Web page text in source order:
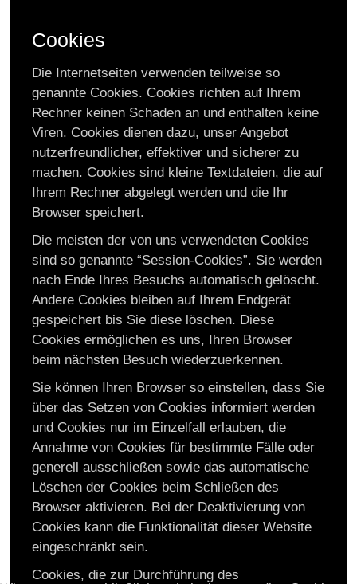
Cookies
Die Internetseiten verwenden teilweise so
genannte Cookies. Cookies richten auf Ihrem
Rechner keinen Schaden an und enthalten keine
Viren. Cookies dienen dazu, unser Angebot
nutzerfreundlicher, effektiver und sicherer zu
machen. Cookies sind kleine Textdateien, die auf
Ihrem Rechner abgelegt werden und die Ihr
Browser speichert.
Die meisten der von uns verwendeten Cookies
sind so genannte “Session-Cookies”. Sie werden
nach Ende Ihres Besuchs automatisch gelöscht.
Andere Cookies bleiben auf Ihrem Endgerät
gespeichert bis Sie diese löschen. Diese
Cookies ermöglichen es uns, Ihren Browser
beim nächsten Besuch wiederzuerkennen.
Sie können Ihren Browser so einstellen, dass Sie
über das Setzen von Cookies informiert werden
und Cookies nur im Einzelfall erlauben, die
Annahme von Cookies für bestimmte Fälle oder
generell ausschließen sowie das automatische
Löschen der Cookies beim Schließen des
Browser aktivieren. Bei der Deaktivierung von
Cookies kann die Funktionalität dieser Website
eingeschränkt sein.
Cookies, die zur Durchführung des